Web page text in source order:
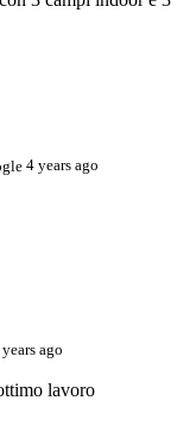
4 years ago
ago
lavoro